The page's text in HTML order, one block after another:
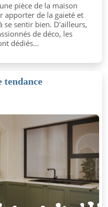
pièce de la maison
apporter de la gaieté et
se sentir bien. D'ailleurs,
de déco, les
dédiés...
tendance